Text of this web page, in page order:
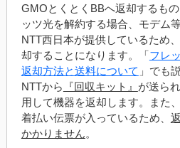
GMOとくとくBBへ返却するも
ッツ光を解約する場合、モデム
NTT西日本が提供しているため
却することになります。「フレ
返却方法と送料について 」でも
NTTから
『回収キット』 が送ら
用して機器を返却します。また
着払い伝票が入っているため、
かかりません。